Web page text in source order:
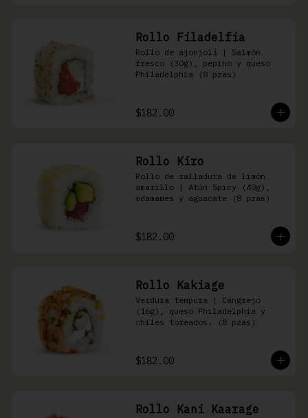
Rollo Filadelfia
Rollo de ajonjolí | Salmón
fresco (30g), pepino y queso
Philadelphia (8 pzas)
$182.00
Rollo Kiro
Rollo de ralladura de limón
amarillo | Atún Spicy (40g),
edamames y aguacate (8 pzas)
$182.00
Rollo Kakiage
Verdura tempura | Cangrejo
(16g), queso Philadelphia y
chiles toreados. (8 pzas)
$182.00
Rollo Kani Kaarage